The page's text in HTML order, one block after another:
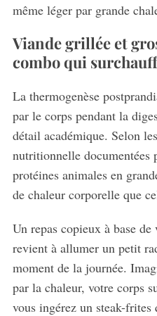
même léger par grande
Viande grillée et
combo qui
La thermogenèse
par le corps pendant la
détail académique. Selon
nutritionnelle documentées
protéines animales en
de chaleur corporelle que
Un repas copieux à base de
revient à allumer un petit
moment de la journée.
par la chaleur, votre corps
vous ingérez un steak-